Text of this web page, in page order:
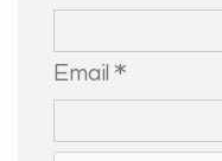
Email *